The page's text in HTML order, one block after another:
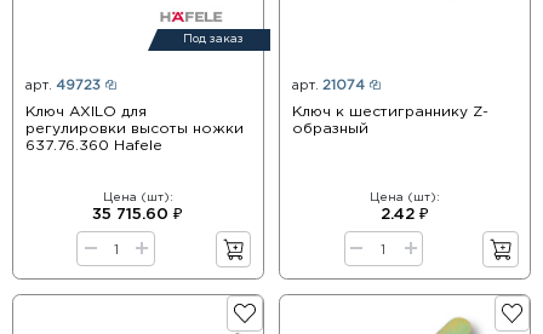
Под заказ
арт. 49723
Ключ AXILO для
регулировки высоты ножки
637.76.360 Hafele
Цена (шт):
35 715.60 ₽
арт. 21074
Ключ к шестиграннику Z-
образный
Цена (шт):
2.42 ₽